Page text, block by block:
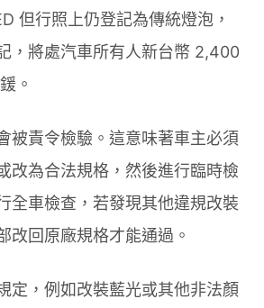
但行照上仍登記為傳統燈泡，
，將處汽車所有人新台幣 2,400
。
被責令檢驗。這意味著車主必須
改為合法規格，然後進行臨時檢
全車檢查，若發現其他違規改裝
改回原廠規格才能通過。
定，例如改裝藍光或其他非法顏